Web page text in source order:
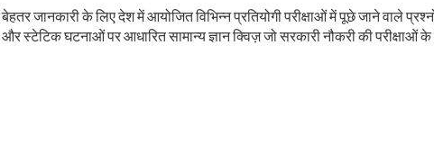
बेहतर जानकारी के लिए देश में आयोजित विभिन्न प्रतियोगी परीक्षाओं में पूछे जाने वाले
और स्टेटिक घटनाओं पर आधारित सामान्य ज्ञान क्विज़ जो सरकारी नौकरी की परीक्षाओं